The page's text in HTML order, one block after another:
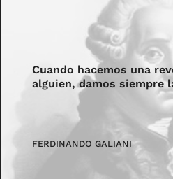
Cuando hacemos una
alguien, damos siempre
FERDINANDO GALIANI